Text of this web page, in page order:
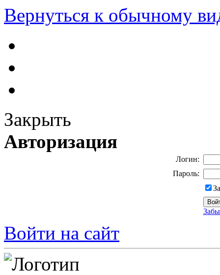
Вернуться к обычному
Закрыть
Авторизация
Логин:
Пароль:
Войти на сайт